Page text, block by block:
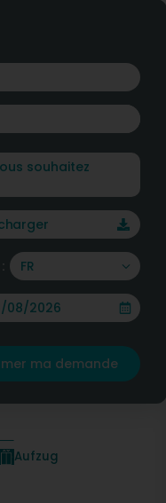
FR
ma demande
Aufzug